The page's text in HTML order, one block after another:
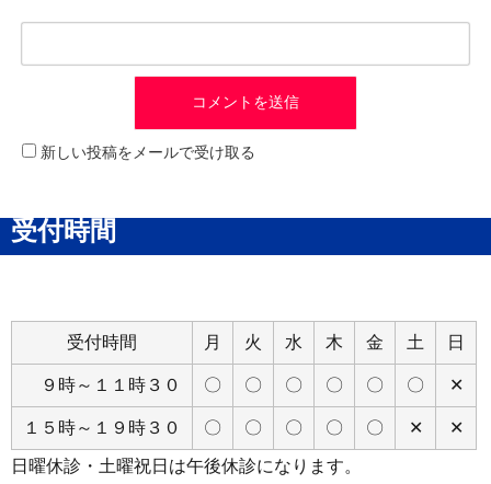
新しい投稿をメールで受け取る
受付時間
受付時間 月 火 水 木 金 土 日
９時～１１時３０ 〇 〇 〇 〇 〇 〇 ✕
１５時～１９時３０ 〇 〇 〇 〇 〇 ✕ ✕
日曜休診・土曜祝日は午後休診になります。